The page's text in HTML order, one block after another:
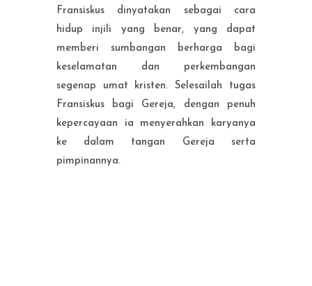
Fransiskus dinyatakan sebagai cara
hidup injili yang benar, yang dapat
memberi sumbangan berharga bagi
keselamatan dan perkembangan
segenap umat kristen. Selesailah tugas
Fransiskus bagi Gereja, dengan penuh
kepercayaan ia menyerahkan karyanya
ke dalam tangan Gereja serta
pimpinannya.